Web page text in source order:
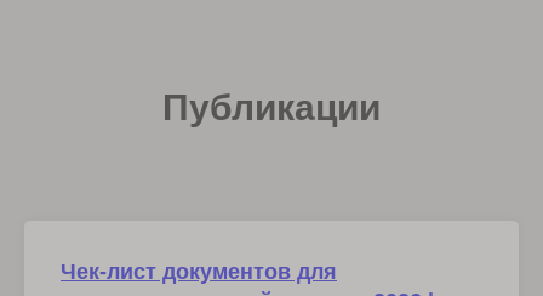
Публикации
Чек-лист документов для